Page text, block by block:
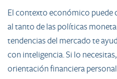
El contexto económico puede
al tanto de las políticas
tendencias del mercado te
con inteligencia. Si lo
orientación financiera